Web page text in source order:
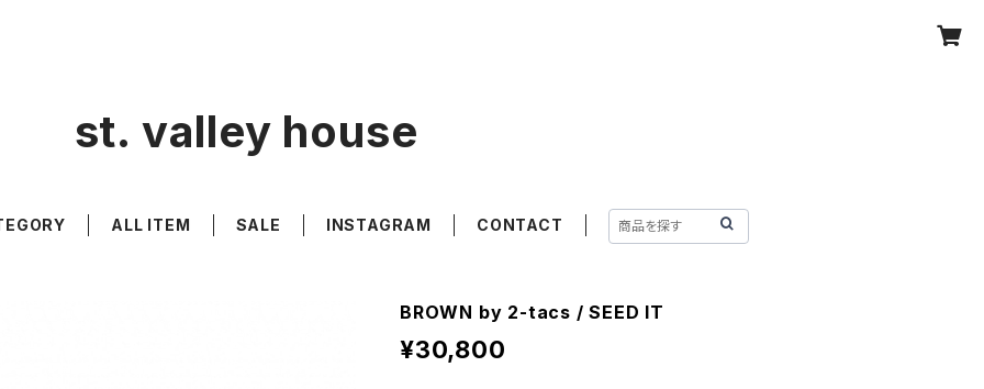
st. valley house
ALL ITEM SALE INSTAGRAM CONTACT
BROWN by 2-tacs / SEED IT
¥30,800